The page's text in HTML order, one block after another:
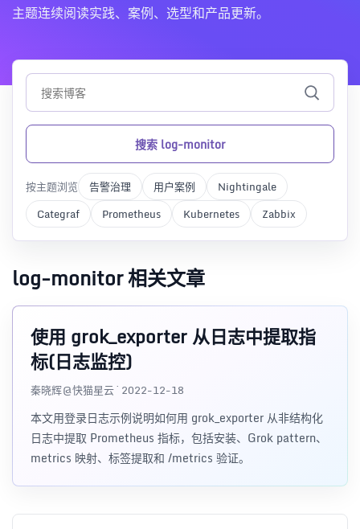
主题连续阅读实践、案例、选型和产品更新。
搜索 log-monitor
按主题浏览 告警治理 用户案例
Nightingale
Categraf
Prometheus Kubernetes Zabbix
log-monitor 相关文章
使用 grok_exporter 从日志中提取指
标(日志监控)
秦晓辉@快猫星云 · 2022-12-18
本文用登录日志示例说明如何用 grok_exporter 从非结构化
日志中提取 Prometheus 指标，包括安装、Grok pattern、
metrics 映射、标签提取和 /metrics 验证。